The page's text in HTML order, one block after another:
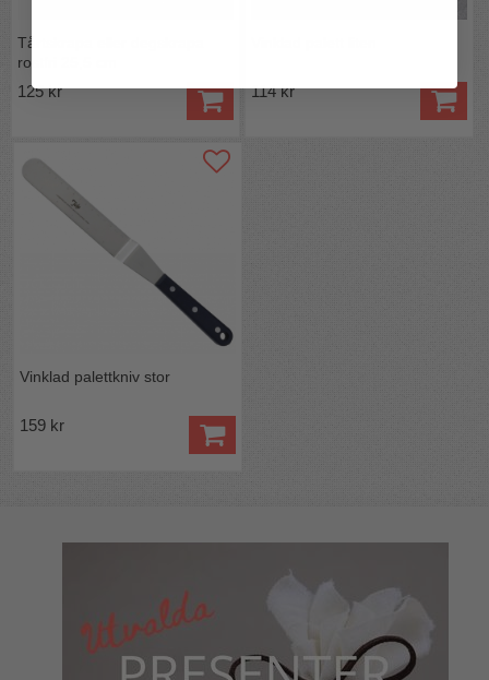
Tårtskrapa eller degskrapa
rostfri 25,5 cm
125 kr 114 kr
Vinklad palettkniv stor
159 kr